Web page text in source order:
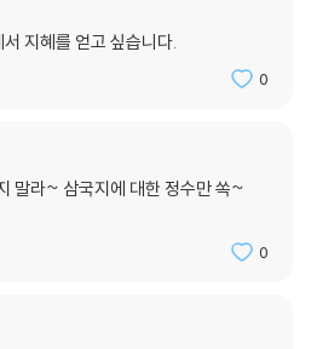
지혜를 얻고 싶습니다.
0
말라~ 삼국지에 대한 정수만 쏙~
0